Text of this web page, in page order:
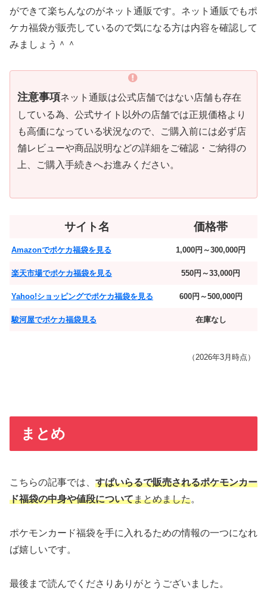
ができて楽ちんなのがネット通販です。ネット通販でもポ
ケカ福袋が販売しているので気になる方は内容を確認して
みましょう＾＾
注意事項ネット通販は公式店舗ではない店舗も存在
している為、公式サイト以外の店舗では正規価格より
も高価になっている状況なので、ご購入前には必ず店
舗レビューや商品説明などの詳細をご確認・ご納得の
上、ご購入手続きへお進みください。
サイト名 価格帯
Amazonでポケカ福袋を見る 1,000円～300,000円
楽天市場でポケカ福袋を見る 550円～33,000円
Yahoo!ショッピングでポケカ福袋を見る 600円～500,000円
駿河屋でポケカ福袋見る 在庫なし
（2026年3月時点）
まとめ
こちらの記事では、 すぱいらるで販売されるポケモンカー
ド福袋の中身や値段についてまとめました。
ポケモンカード福袋を手に入れるための情報の一つになれ
ば嬉しいです。
最後まで読んでくださりありがとうございました。